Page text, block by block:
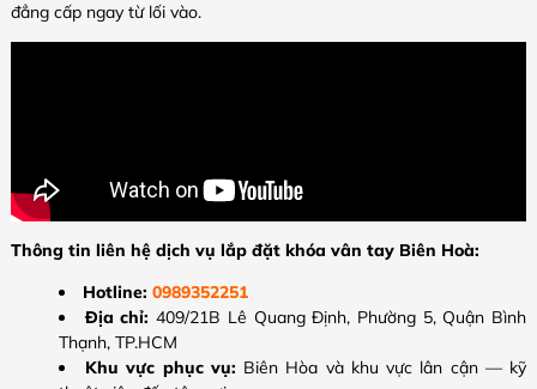
đẳng cấp ngay từ lối vào.
Thông tin liên hệ dịch vụ lắp đặt khóa vân tay Biên Hoà:
Hotline: 0989352251
Địa chỉ:409/21B Lê Quang Định, Phường 5, Quận Bình
Thạnh, TP.HCM
Khu vực phục vụ: Biên Hòa và khu vực lân cận — kỹ